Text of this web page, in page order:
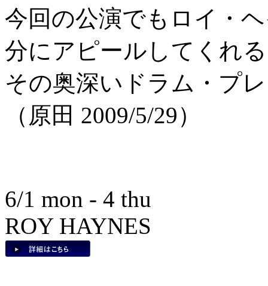
今回の公演でもロイ・
分にアピールしてくれ
その奥深いドラム・プ
（原田 2009/5/29）
6/1 mon - 4 thu
ROY HAYNES